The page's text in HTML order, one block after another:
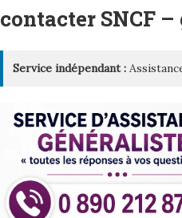
contacter SNCF
Service indépendant :